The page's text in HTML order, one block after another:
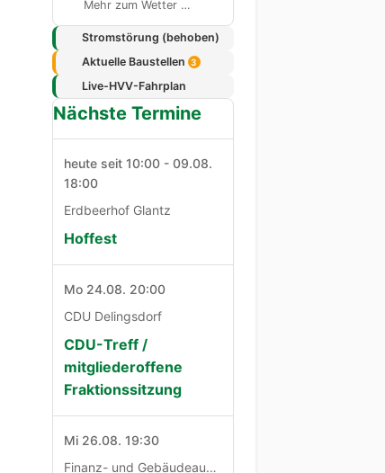
Mehr zum Wetter …
Stromstörung (behoben)
Aktuelle Baustellen
3
Live-HVV-Fahrplan
Nächste Termine
heute seit 10:00 - 09.08.
18:00
Erdbeerhof Glantz
Hoffest
Mo 24.08. 20:00
CDU Delingsdorf
CDU-Treff /
mitgliederoffene
Fraktionssitzung
Mi 26.08. 19:30
Finanz- und Gebäudeausschuß